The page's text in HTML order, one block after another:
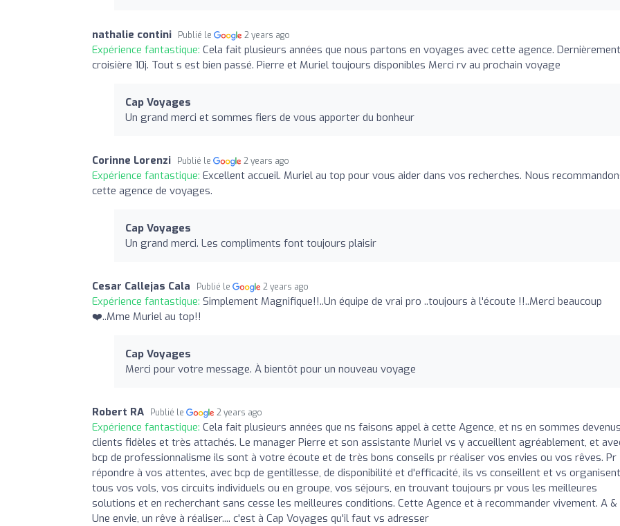
nathalie contini Publié le 2 years ago
Expérience fantastique: Cela fait plusieurs années que nous partons en voyages avec cette agence.
croisière 10j. Tout s est bien passé. Pierre et Muriel toujours disponibles Merci rv au prochain voyage
Cap Voyages
Un grand merci et sommes fiers de vous apporter du bonheur
Corinne Lorenzi Publié le 2 years ago
Expérience fantastique: Excellent accueil. Muriel au top pour vous aider dans vos recherches. Nous
cette agence de voyages.
Cap Voyages
Un grand merci. Les compliments font toujours plaisir
Cesar Callejas Cala Publié le 2 years ago
Expérience fantastique: Simplement Magnifique!!..Un équipe de vrai pro ..toujours à l'écoute !!..Merci beaucoup
❤️..Mme Muriel au top!!
Cap Voyages
Merci pour votre message. À bientôt pour un nouveau voyage
Robert RA Publié le 2 years ago
Expérience fantastique: Cela fait plusieurs années que ns faisons appel à cette Agence, et ns en sommes
clients fidèles et très attachés. Le manager Pierre et son assistante Muriel vs y accueillent agréablement, et
bcp de professionnalisme ils sont à votre écoute et de très bons conseils pr réaliser vos envies ou vos rêves. Pr
répondre à vos attentes, avec bcp de gentillesse, de disponibilité et d'efficacité, ils vs conseillent et vs organisent
tous vos vols, vos circuits individuels ou en groupe, vos séjours, en trouvant toujours pr vous les meilleures
solutions et en recherchant sans cesse les meilleures conditions. Cette Agence et à recommander vivement. A &
Une envie, un rêve à réaliser.... c'est à Cap Voyages qu'il faut vs adresser